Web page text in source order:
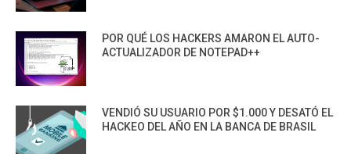
POR QUÉ LOS HACKERS AMARON EL AUTO-
ACTUALIZADOR DE NOTEPAD++
VENDIÓ SU USUARIO POR $1.000 Y DESATÓ EL
HACKEO DEL AÑO EN LA BANCA DE BRASIL